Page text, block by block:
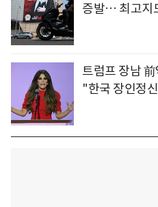
증발… 최고지
트럼프 장남
"한국 장인정